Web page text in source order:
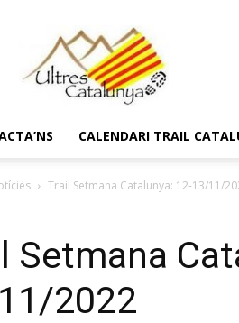
CALENDARI TRAIL
Trail Setmana Catalunya: 12-13/11/
Setmana
2022